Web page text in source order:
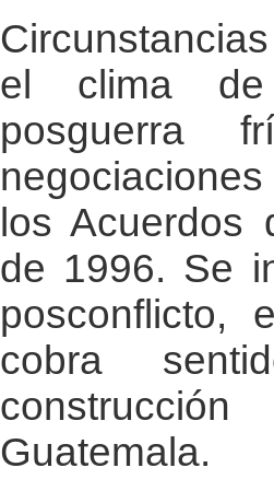
el clima
posguerra
los Acuerdos
de 1996. Se
posconflicto,
cobra
Guatemala.